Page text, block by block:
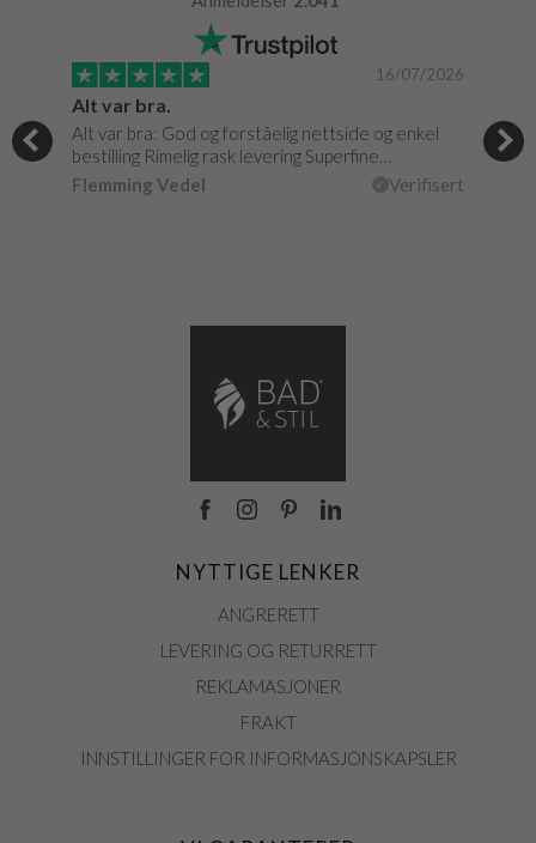
16/07/2026
Alt var bra.
Alt var bra: God og forståelig nettside og enkel
bestilling Rimelig rask levering Superfine…
Flemming Vedel
Verifisert
Jeg
fikk
NYTTIGE LENKER
ANGRERETT
LEVERING OG RETURRETT
REKLAMASJONER
FRAKT
INNSTILLINGER FOR INFORMASJONSKAPSLER